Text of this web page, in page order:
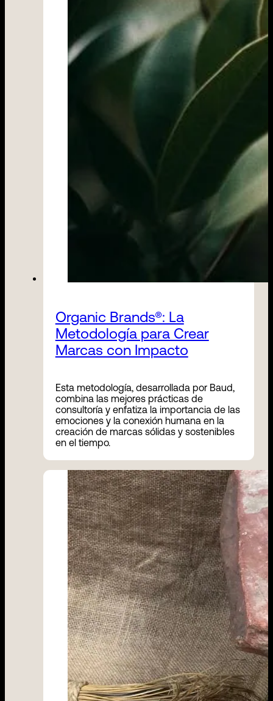
Organic Brands®: La
Metodología para Crear
Marcas con Impacto
Esta metodología, desarrollada por Baud,
combina las mejores prácticas de
consultoría y enfatiza la importancia de las
emociones y la conexión humana en la
creación de marcas sólidas y sostenibles
en el tiempo.